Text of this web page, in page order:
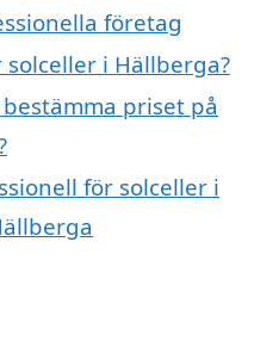
företag
i Hällberga?
priset på
för solceller i